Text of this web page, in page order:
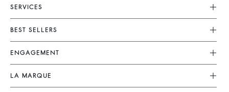
SERVICES
Service Client
FAQ
Retouches & Réparations
BEST SELLERS
Robes
Combinaisons
Tops & Chemises
ENGAGEMENT
Nos Engagements
Planète
LA MARQUE